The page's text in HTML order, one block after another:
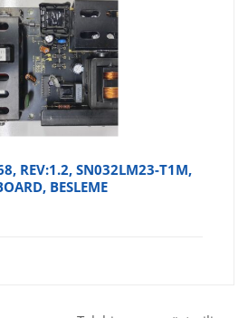
REV:1.2, SN032LM23-T1M,
BESLEME